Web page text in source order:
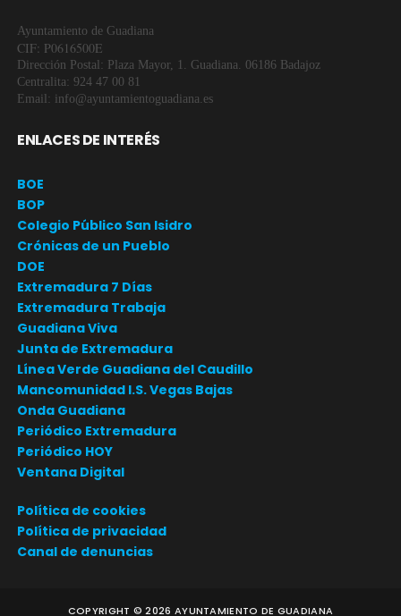
Ayuntamiento de Guadiana
CIF: P0616500E
Dirección Postal: Plaza Mayor, 1. Guadiana. 06186 Badajoz
Centralita: 924 47 00 81
Email: info@ayuntamientoguadiana.es
ENLACES DE INTERÉS
BOE
BOP
Colegio Público San Isidro
Crónicas de un Pueblo
DOE
Extremadura 7 Días
Extremadura Trabaja
Guadiana Viva
Junta de Extremadura
Línea Verde Guadiana del Caudillo
Mancomunidad I.S. Vegas Bajas
Onda Guadiana
Periódico Extremadura
Periódico HOY
Ventana Digital
Política de cookies
Política de privacidad
Canal de denuncias
COPYRIGHT ©2026 AYUNTAMIENTO DE GUADIANA